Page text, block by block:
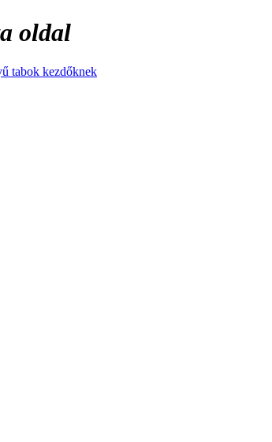
oldal
tabok kezdőknek